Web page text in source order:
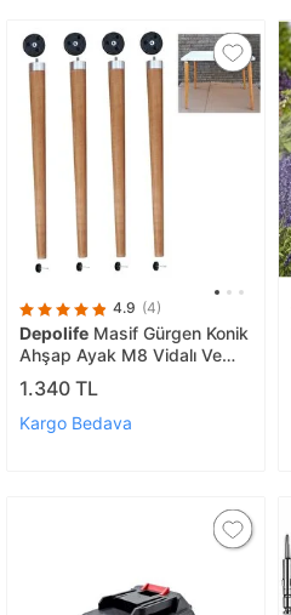
4.9 (4)
Depolife Masif Gürgen Konik
Ahşap Ayak M8 Vidalı Ve
Montaj Aparatlı Açılı Tabla
Masa Ayağı
1.340 TL
Kargo Bedava